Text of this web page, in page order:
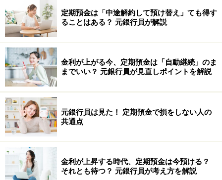
通帳という便利なツールを活用するために
できることとは？
年齢を重ねると収入は限られてきますし、家計の振り返
りもおっくうになりがちです。
そこで、通帳にお金の流れを集約すれば、その流れを容
易に把握できます。そのためには生活口座（普通預金）
と運用するための口座（定期預金、積立口座）を分けて
管理するとよいでしょう。
振り返りは手間に感じるかもしれませんが、1つの通帳
があれば家計簿をつけなくてもお金の流れを把握できま
す。ぜひ活用してみてください。
定期預金は「中途解約して預け替え」ても得す
ることはある？ 元銀行員が解説
金利が上がる今、定期預金は「自動継続」のま
までいい？ 元銀行員が見直しポイントを解説
元銀行員は見た！ 定期預金で損をしない人の
共通点
金利が上昇する時代、定期預金は今預ける？
それとも待つ？ 元銀行員が考え方を解説